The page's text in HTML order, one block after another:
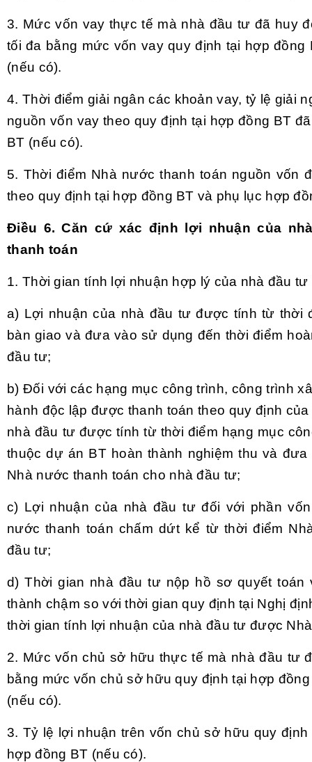
3. Mức vốn vay thực tế mà nhà đầu tư đã huy
tối đa bằng mức vốn vay quy định tại hợp đồng
(nếu có).
4. Thời điểm giải ngân các khoản vay, tỷ lệ giải
nguồn vốn vay theo quy định tại hợp đồng BT
BT (nếu có).
5. Thời điểm Nhà nước thanh toán nguồn vốn
theo quy định tại hợp đồng BT và phụ lục hợp
Điều 6. Căn cứ xác định lợi nhuận của
thanh toán
1. Thời gian tính lợi nhuận hợp lý của nhà đầu tư
a) Lợi nhuận của nhà đầu tư được tính từ thời
bàn giao và đưa vào sử dụng đến thời điểm
đầu tư;
b) Đối với các hạng mục công trình, công trình
hành độc lập được thanh toán theo quy định
nhà đầu tư được tính từ thời điểm hạng mục
thuộc dự án BT hoàn thành nghiệm thu và
Nhà nước thanh toán cho nhà đầu tư;
c) Lợi nhuận của nhà đầu tư đối với phần
nước thanh toán chấm dứt kể từ thời điểm
đầu tư;
d) Thời gian nhà đầu tư nộp hồ sơ quyết
thành chậm so với thời gian quy định tại Nghị
thời gian tính lợi nhuận của nhà đầu tư được
2. Mức vốn chủ sở hữu thực tế mà nhà đầu tư
bằng mức vốn chủ sở hữu quy định tại hợp
(nếu có).
3. Tỷ lệ lợi nhuận trên vốn chủ sở hữu quy
hợp đồng BT (nếu có).